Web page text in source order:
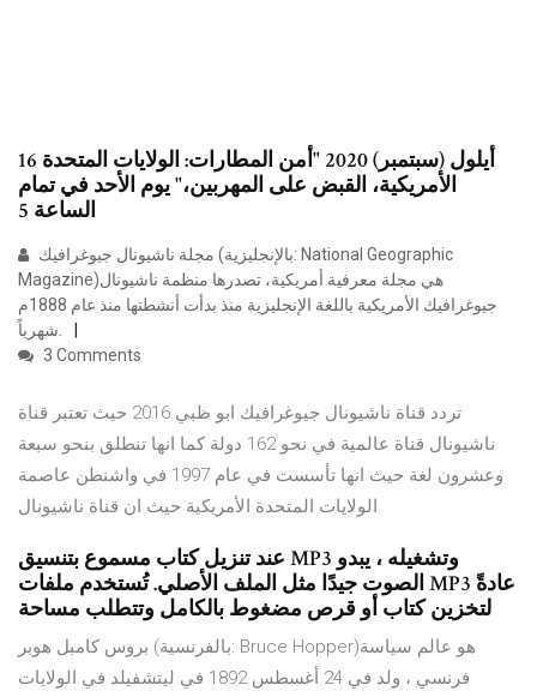
16 أيلول (سبتمبر) 2020 "أمن المطارات: الولايات المتحدة
الأمريكية، القبض على المهربين،" يوم الأحد في تمام
Magazine)‏ هي مجلة معرفية أمريكية، تصدرها منظمة ناشيونال
جيوغرافيك الأمريكية باللغة الإنجليزية منذ بدأت أنشطتها منذ عام 1888م
شهرياً.
3 Comments
تردد قناة ناشيونال جيوغرافيك ابو ظبي 2016 حيث تعتبر قناة
ناشيونال قناة عالمية في نحو 162 دولة كما انها تنطلق بنحو سبعة
وعشرون لغة حيث انها تأسست في عام 1997 في واشنطن عاصمة
الولايات المتحدة الأمريكية حيث ان قناة ناشيونال
عند تنزيل كتاب مسموع بتنسيق MP3 وتشغيله ، يبدو
الصوت جيدًا مثل الملف الأصلي. تُستخدم ملفات MP3 عادةً
بروس كامبل هوبر (بالفرنسية: Bruce Hopper)‏ هو عالم سياسة
فرنسي ، ولد في 24 أغسطس 1892 في ليتشفيلد في الولايات